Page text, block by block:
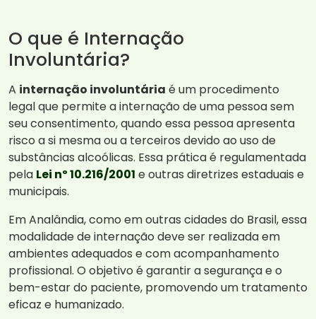
O que é Internação
Involuntária?
A internação involuntária é um procedimento
legal que permite a internação de uma pessoa sem
seu consentimento, quando essa pessoa apresenta
risco a si mesma ou a terceiros devido ao uso de
substâncias alcoólicas. Essa prática é regulamentada
pela Lei nº 10.216/2001 e outras diretrizes estaduais e
municipais.
Em Analândia, como em outras cidades do Brasil, essa
modalidade de internação deve ser realizada em
ambientes adequados e com acompanhamento
profissional. O objetivo é garantir a segurança e o
bem-estar do paciente, promovendo um tratamento
eficaz e humanizado.